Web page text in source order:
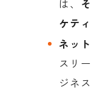
は、
ケテ
ネッ
スリ
ジネ